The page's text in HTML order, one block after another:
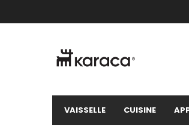
VAISSELLE CUISINE